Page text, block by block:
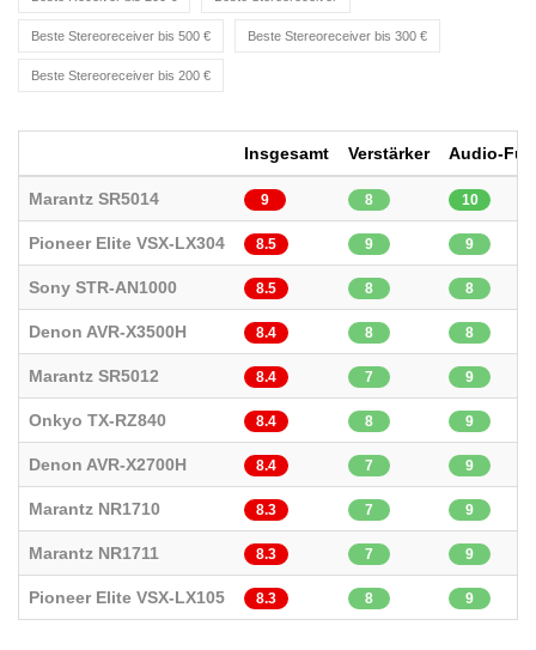
Beste Stereoreceiver bis 500 € Beste Stereoreceiver bis 300 €
Beste Stereoreceiver bis 200 €
Insgesamt Verstärker Audio-
Marantz SR5014 9 8 10
Pioneer Elite VSX-LX304 8.5 9 9
Sony STR-AN1000 8.5 8 8
Denon AVR-X3500H 8.4 8 8
Marantz SR5012 8.4 7 9
Onkyo TX-RZ840 8.4 8 9
Denon AVR-X2700H 8.4 7 9
Marantz NR1710 8.3 7 9
Marantz NR1711 8.3 7 9
Pioneer Elite VSX-LX105 8.3 8 9